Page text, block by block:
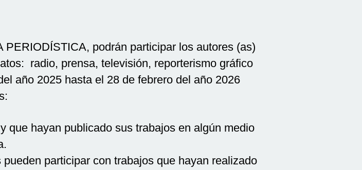
podrán participar los autores (as)
radio, prensa, televisión, reporterismo gráfico
año 2025 hasta el 28 de febrero del año 2026
que hayan publicado sus trabajos en algún medio
participar con trabajos que hayan realizado